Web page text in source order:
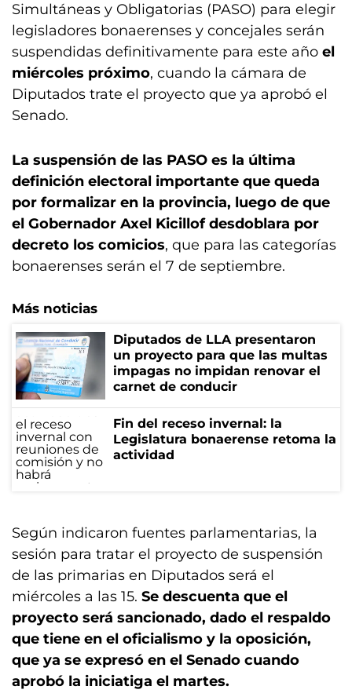
Simultáneas y Obligatorias (PASO) para elegir
legisladores bonaerenses y concejales serán
suspendidas definitivamente para este año el
miércoles próximo, cuando la cámara de
Diputados trate el proyecto que ya aprobó el
Senado.
La suspensión de las PASO es la última
definición electoral importante que queda
por formalizar en la provincia, luego de que
el Gobernador Axel Kicillof desdoblara por
decreto los comicios, que para las categorías
bonaerenses serán el 7 de septiembre.
Más noticias
Diputados de LLA presentaron
un proyecto para que las multas
impagas no impidan renovar el
carnet de conducir
Fin del receso invernal: la
Legislatura bonaerense retoma la
actividad
Según indicaron fuentes parlamentarias, la
sesión para tratar el proyecto de suspensión
de las primarias en Diputados será el
miércoles a las 15. Se descuenta que el
proyecto será sancionado, dado el respaldo
que tiene en el oficialismo y la oposición,
que ya se expresó en el Senado cuando
aprobó la iniciatiga el martes.